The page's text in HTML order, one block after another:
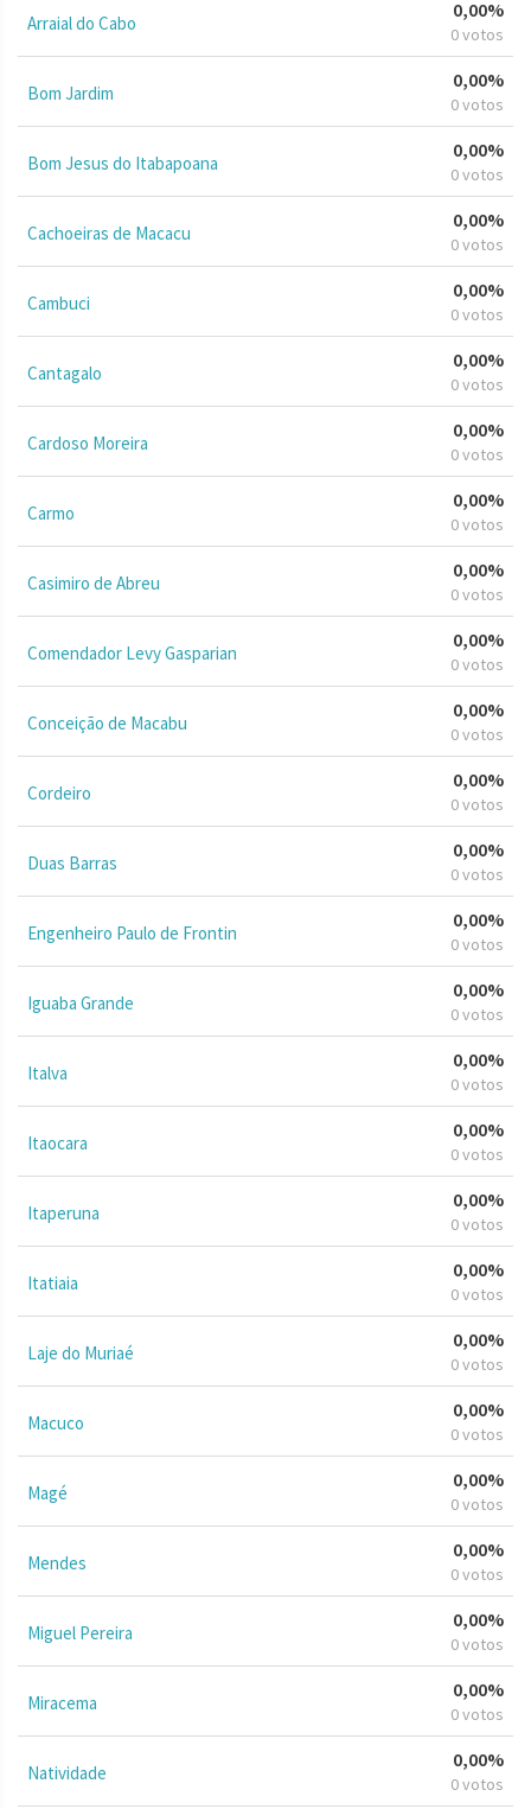
Arraial do Cabo
0,00%
0 votos
Bom Jardim
0,00%
0 votos
Bom Jesus do Itabapoana
0,00%
0 votos
Cachoeiras de Macacu
0,00%
0 votos
Cambuci
0,00%
0 votos
Cantagalo
0,00%
0 votos
Cardoso Moreira
0,00%
0 votos
Carmo
0,00%
0 votos
Casimiro de Abreu
0,00%
0 votos
Comendador Levy Gasparian
0,00%
0 votos
Conceição de Macabu
0,00%
0 votos
Cordeiro
0,00%
0 votos
Duas Barras
0,00%
0 votos
Engenheiro Paulo de Frontin
0,00%
0 votos
Iguaba Grande
0,00%
0 votos
Italva
0,00%
0 votos
Itaocara
0,00%
0 votos
Itaperuna
0,00%
0 votos
Itatiaia
0,00%
0 votos
Laje do Muriaé
0,00%
0 votos
Macuco
0,00%
0 votos
Magé
0,00%
0 votos
Mendes
0,00%
0 votos
Miguel Pereira
0,00%
0 votos
Miracema
0,00%
0 votos
Natividade
0,00%
0 votos